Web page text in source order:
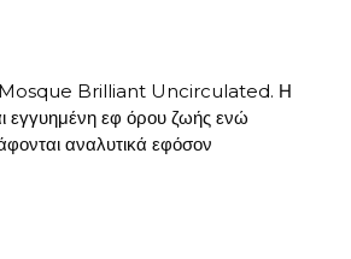
Mosque Brilliant Uncirculated. Η
εγγυημένη εφ όρου ζωής ενώ
αναλυτικά εφόσον